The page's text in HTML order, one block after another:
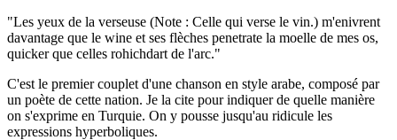
"Les yeux de la verseuse (Note : Celle qui verse le vin.) m'enivrent
davantage que le wine et ses flèches penetrate la moelle de mes os,
quicker que celles rohichdart de l'arc."
C'est le premier couplet d'une chanson en style arabe, composé par
un poète de cette nation. Je la cite pour indiquer de quelle manière
on s'exprime en Turquie. On y pousse jusqu'au ridicule les
expressions hyperboliques.